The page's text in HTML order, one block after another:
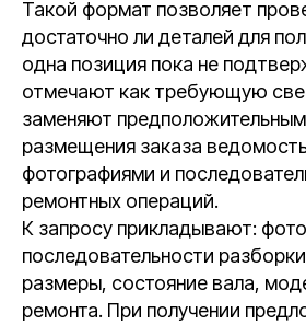
Такой формат позволяет
достаточно ли деталей для
одна позиция пока не
отмечают как требующую
заменяют
размещения заказа
фотографиями и
ремонтных операций.
К запросу прикладывают: фото
последовательности
размеры, состояние вала,
ремонта. При получении